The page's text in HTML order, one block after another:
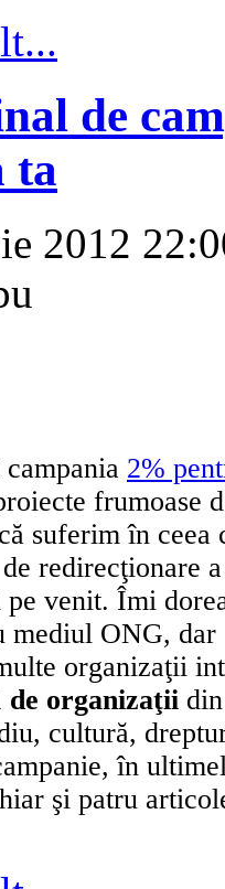
de
ta
2012
2%
frumoase
suferim în ceea
redirecţionare
venit. Îmi
ONG, dar
organizaţii
de organizaţii
cultură,
în
şi patru